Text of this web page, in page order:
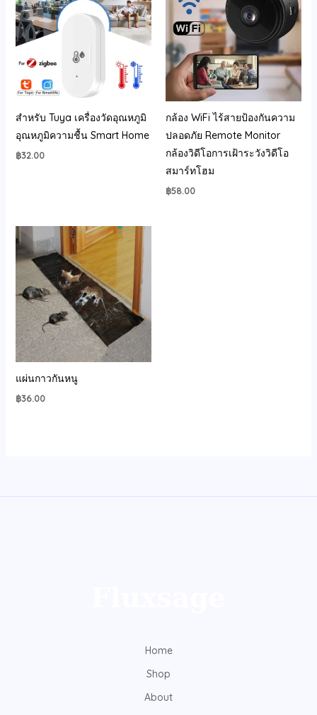
สําหรับ Tuya เครื่องวัดอุณหภูมิ
อุณหภูมิความชื้น Smart Home
฿32.00
กล้อง WiFi ไร้สายป้องกันความ
ปลอดภัย Remote Monitor
กล้องวิดีโอการเฝ้าระวังวิดีโอ
สมาร์ทโฮม
฿58.00
แผ่นกาวกันหนู
฿36.00
Home
Shop
About